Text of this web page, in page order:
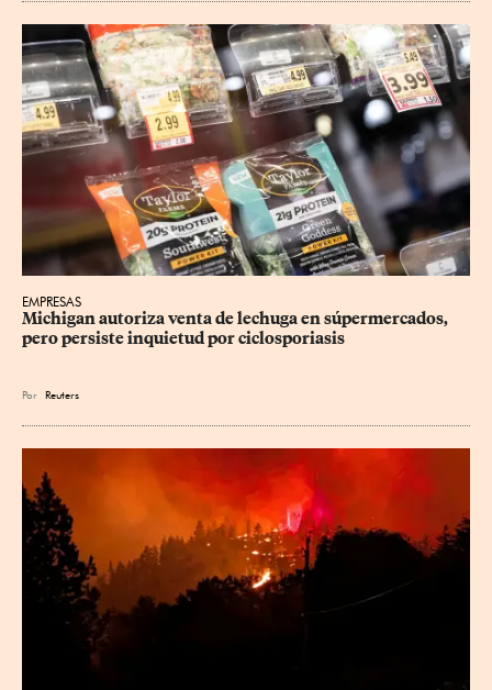
EMPRESAS
Michigan autoriza venta de lechuga en súpermercados,
pero persiste inquietud por ciclosporiasis
Por Reuters